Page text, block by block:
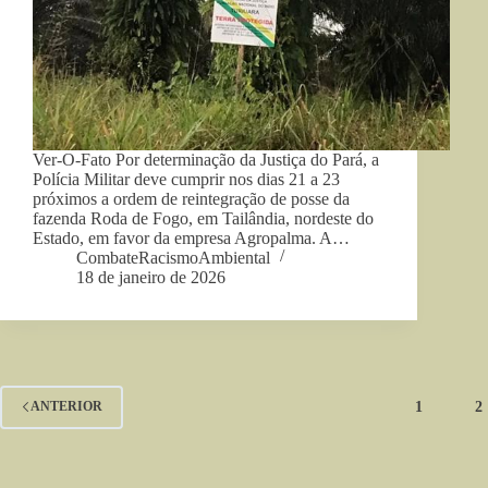
Ver-O-Fato Por determinação da Justiça do Pará, a
Polícia Militar deve cumprir nos dias 21 a 23
próximos a ordem de reintegração de posse da
fazenda Roda de Fogo, em Tailândia, nordeste do
Estado, em favor da empresa Agropalma. A…
CombateRacismoAmbiental
18 de janeiro de 2026
ANTERIOR 1 2